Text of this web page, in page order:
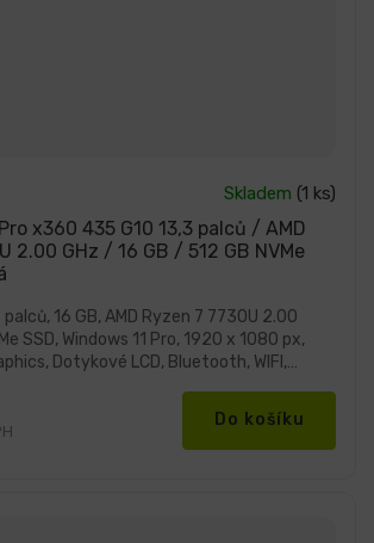
x360 435 G10 13,3 palců / AMD
2.00 GHz / 16 GB / 512 GB NVMe
Skladem (1 ks)
Do košíku
16 GB, AMD Ryzen 7 7730U 2.00
SSD, Windows 11 Pro, 1920 x 1080 px,
Dotykové LCD, Bluetooth, WIFI,